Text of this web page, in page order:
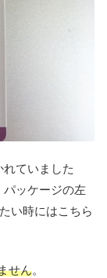
ていました
ッケージの左
い時にはこちら
せん。